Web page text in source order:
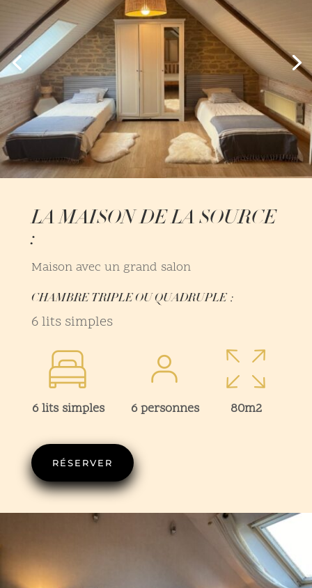
LA MAISON DE LA SOURCE
:
Maison avec un grand salon
CHAMBRE TRIPLE OU QUADRUPLE :
6 lits simples
6 lits simples 6 personnes 80m2
RÉSERVER